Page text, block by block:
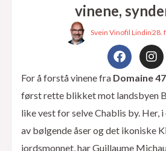
vinene,
Svein Vinofil Lindin28.
F
a
c
e
b
o
k
I
n
s
t
a
g
a
m
For å forstå vinene fra Domaine
først rette blikket mot landsbyen
like vest for selve Chablis by. Her,
av bølgende åser og det ikoniske
jordsmonnet, har Guillaume